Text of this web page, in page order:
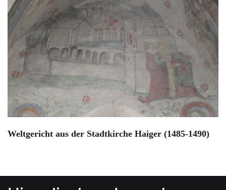
Weltgericht aus der Stadtkirche Haiger (1485-1490)